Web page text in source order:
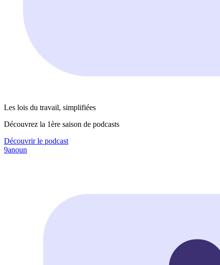
Les lois du travail, simplifiées
Découvrez la 1ère saison de podcasts
Découvrir le podcast
9anoun